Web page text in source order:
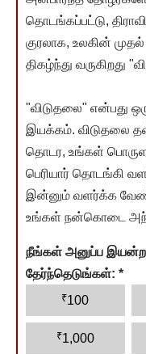
தொடங்கப்பட்டு,
குரலாக, உலகின் முதல்
திகழ்ந்து வருகிறது
"விடுதலை" என்பது
இயக்கம். விடுதலை
தொடர, உங்கள்
பெரியார் தொடங்கி
இன்னும் வளர்க்க
உங்கள் நன்கொடை அந்த
நீங்கள் அனுப்ப
தேர்ந்தெடுங்கள்: *
₹100
₹1,000